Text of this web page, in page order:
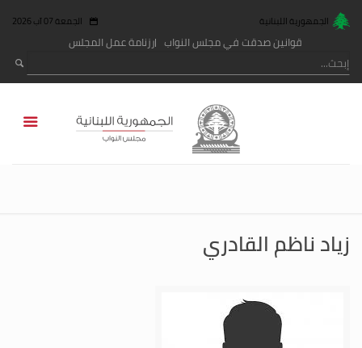
الجمهورية اللبنانية الجمعة 07 آب 2026
قوانين صدقت في مجلس النواب رزنامة عمل المجلس
زياد ناظم القادري